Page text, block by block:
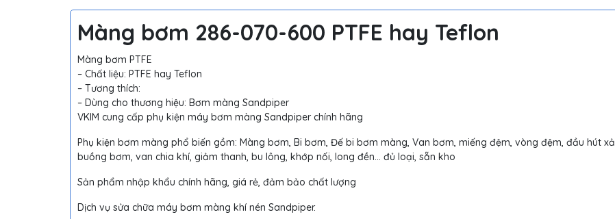
Màng bơm 286-070-600 PTFE hay Teflon
Màng bơm PTFE
– Chất liệu: PTFE hay Teflon
– Tương thích:
– Dùng cho thương hiệu: Bơm màng Sandpiper
VKIM cung cấp phụ kiện máy bơm màng Sandpiper chính hãng
Phụ kiện bơm màng phổ biến gồm: Màng bơm, Bi bơm, Đế bi bơm màng, Van bơm, miếng đệm, vòng đệm, đầu hút xả,
buồng bơm, van chia khí, giảm thanh, bu lông, khớp nối, long đền… đủ loại, sẵn kho
Sản phẩm nhập khẩu chính hãng, giá rẻ, đảm bảo chất lượng
Dịch vụ sửa chữa máy bơm màng khí nén Sandpiper.